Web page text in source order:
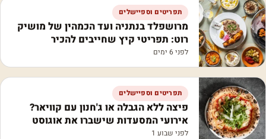
תפריטים וספיישלים
מרושפלד בנתניה ועד הכמהין של מושיק
רוט: תפריטי קיץ שחייבים להכיר
לפני 6 ימים
תפריטים וספיישלים
פיצה ללא הגבלה או ג'חנון עם קוויאר?
אירועי המסעדות שישברו את אוגוסט
לפני שבוע 1